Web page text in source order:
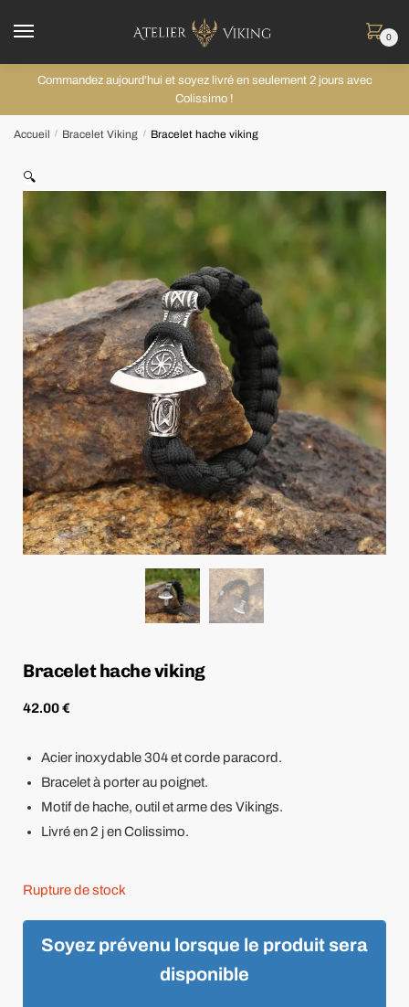
0
Commandez aujourd’hui et soyez livré en seulement 2 jours avec
Colissimo !
Accueil / Bracelet Viking / Bracelet hache viking
🔍
Bracelet hache viking
42.00€
Acier inoxydable 304 et corde paracord.
Bracelet à porter au poignet.
Motif de hache, outil et arme des Vikings.
Livré en 2 j en Colissimo.
Rupture de stock
Soyez prévenu lorsque le produit sera
disponible